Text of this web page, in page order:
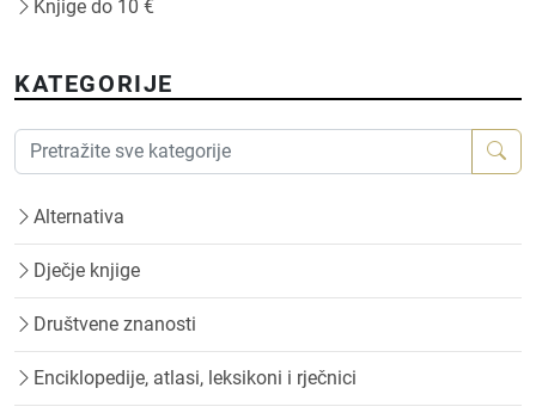
Knjige do 10 €
KATEGORIJE
Alternativa
Dječje knjige
Društvene znanosti
Enciklopedije, atlasi, leksikoni i rječnici